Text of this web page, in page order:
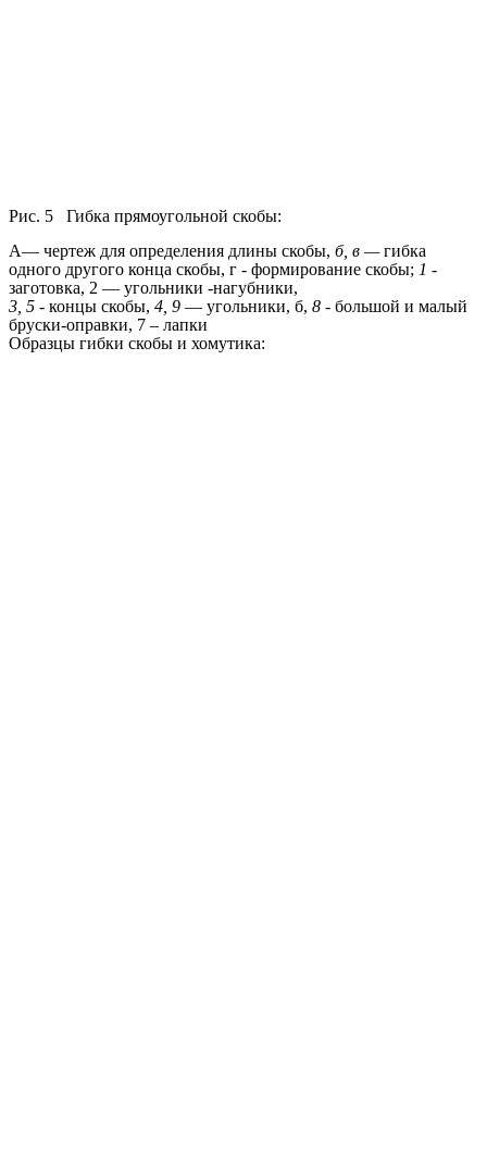
Рис. 5 Гибка прямоугольной скобы:
А— чертеж для определения длины скобы, б, в —гибка
одного другого конца скобы, г - формирование скобы; 1 -
заготовка, 2 — угольники -нагубники,
3, 5 - концы скобы, 4, 9 — угольники, б, 8 - большой и малый
бруски-оправки, 7 – лапки
Образцы гибки скобы и хомутика: